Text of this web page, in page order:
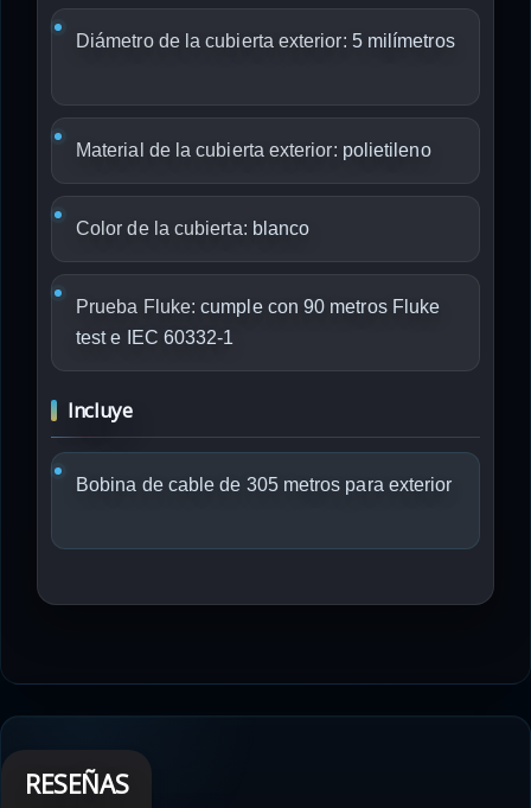
Diámetro de la cubierta exterior: 5 milímetros
Material de la cubierta exterior: polietileno
Color de la cubierta: blanco
Prueba Fluke: cumple con 90 metros Fluke
test e IEC 60332-1
Incluye
Bobina de cable de 305 metros para exterior
RESEÑAS